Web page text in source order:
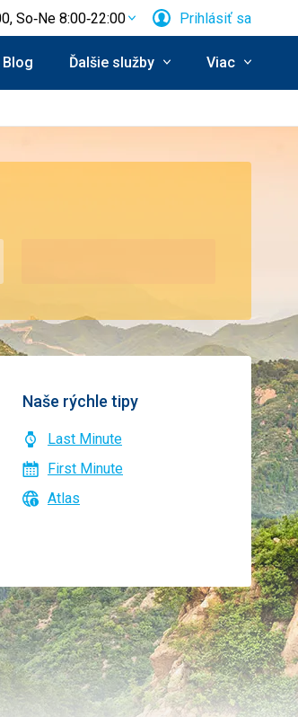
So‑Ne 8:00‑22:00 Prihlásiť sa
Blog Ďalšie služby Viac
Naše rýchle tipy
Last Minute
First Minute
Atlas